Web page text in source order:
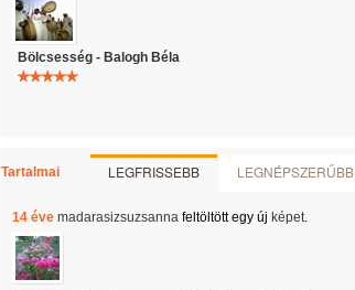
Bölcsesség - Balogh Béla
Tartalmai LEGFRISSEBB LEGNÉPSZERŰBB
14 éve madarasizsuzsannafeltöltött egy új képet.